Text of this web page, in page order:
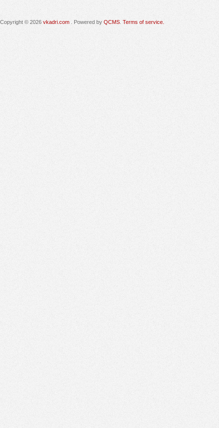
Copyright © 2026 vkadri.com . Powered by QCMS Terms of service.